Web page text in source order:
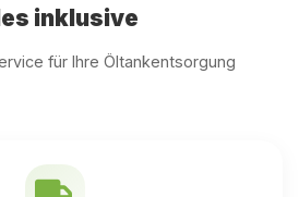
inklusive
für Ihre Öltankentsorgung